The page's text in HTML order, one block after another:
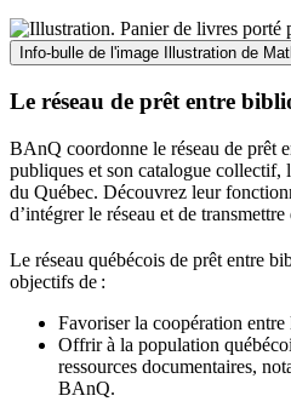
Info-bulle de l'image Illustration de
Le réseau de prêt entre
BAnQ coordonne le réseau de prêt
publiques et son catalogue collectif,
du Québec. Découvrez leur
d’intégrer le réseau et de
Le réseau québécois de prêt entre
objectifs de :
Favoriser la coopération entre
Offrir à la population
ressources documentaires,
BAnQ.